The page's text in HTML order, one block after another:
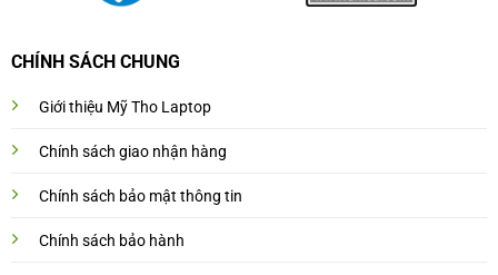
CHÍNH SÁCH CHUNG
Giới thiệu Mỹ Tho Laptop
Chính sách giao nhận hàng
Chính sách bảo mật thông tin
Chính sách bảo hành